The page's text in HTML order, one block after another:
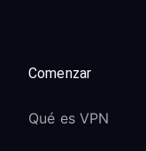
Comenzar
Qué es VPN